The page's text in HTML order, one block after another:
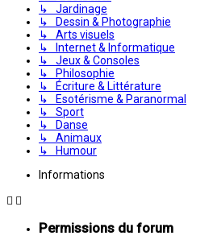
↳ Jardinage
↳ Dessin & Photographie
↳ Arts visuels
↳ Internet & Informatique
↳ Jeux & Consoles
↳ Philosophie
↳ Écriture & Littérature
↳ Esotérisme & Paranormal
↳ Sport
↳ Danse
↳ Animaux
↳ Humour
Informations
Permissions du forum